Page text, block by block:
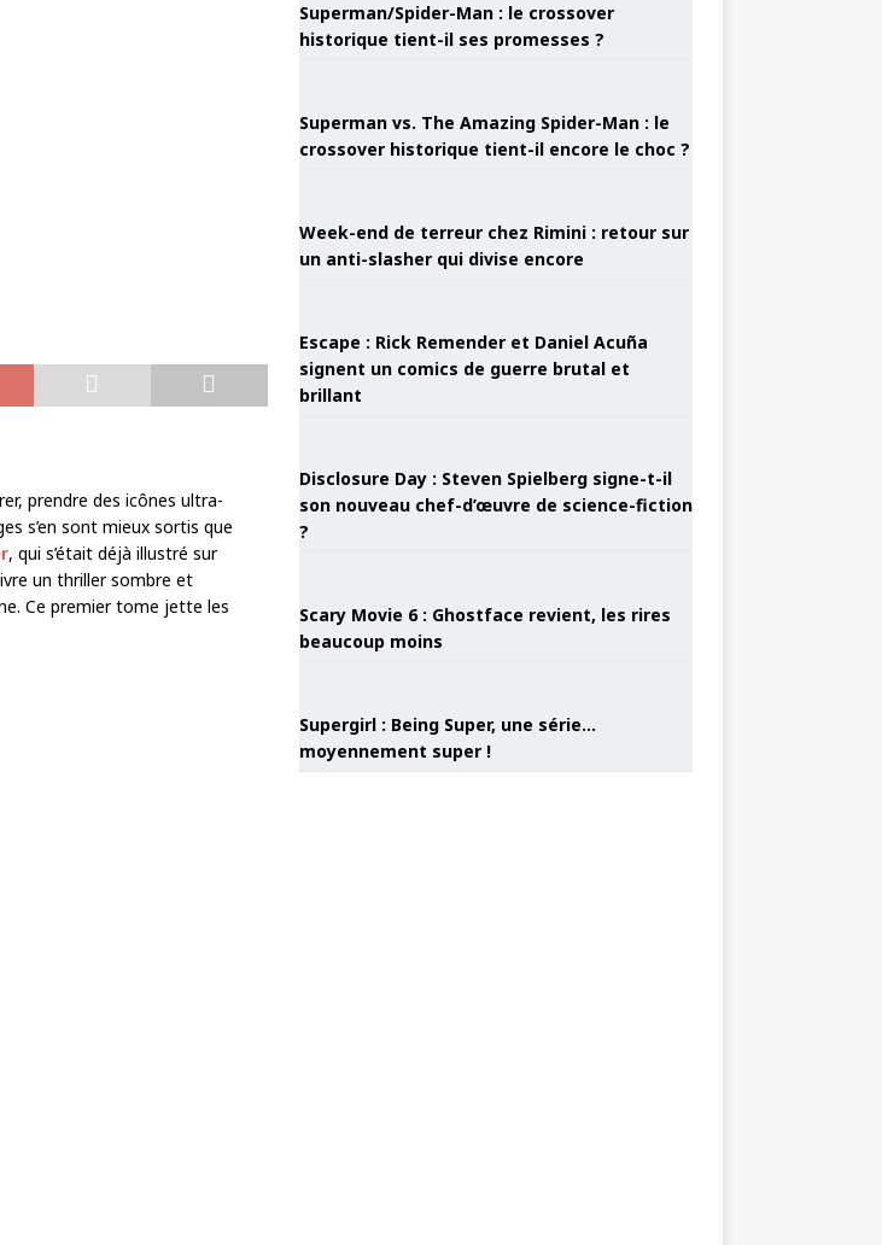
prendre des icônes ultra-
s’en sont mieux sortis que
, qui s’était déjà illustré sur
un thriller sombre et
Ce premier tome jette les
Superman/Spider-Man : le crossover
historique tient-il ses promesses ?
Superman vs. The Amazing Spider-Man : le
crossover historique tient-il encore le choc ?
Week-end de terreur chez Rimini : retour sur
un anti-slasher qui divise encore
Escape : Rick Remender et Daniel Acuña
signent un comics de guerre brutal et
brillant
Disclosure Day : Steven Spielberg signe-t-il
son nouveau chef-d’œuvre de science-fiction
?
Scary Movie 6 : Ghostface revient, les rires
beaucoup moins
Supergirl : Being Super, une série…
moyennement super !